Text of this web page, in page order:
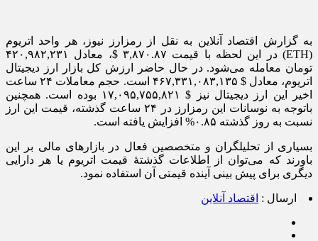
به گزارش اقتصاد آنلاین به نقل از رمزارز نیوز، هر واحد اتریوم
(ETH) در این لحظه با قیمت ۳,۸۷۰.۸۷ $، معادل ۴۲۰,۹۸۲,۲۳۱
تومان معامله می‌شود. در حال حاضر ارزش کل بازار ارز دیجیتال
اتریوم، معادل $ ۴۶۷,۳۳۱,۰۸۳,۱۳۵ است. حجم معاملات ۲۴ ساعت
اخیر این ارز دیجیتال نیز $ ۱۷,۰۹۵,۷۵۵,۸۲۱ بوده است. همچنین
باتوجه به نوسانات این رمزارز در ۲۴ ساعت گذشته، قیمت این ارز
نسبت به روز گذشته ۰.۸۵% افزایش یافته است.
بسیاری از تحلیلگران و متخصصین فعال در بازار‌های مالی بر این
باورند که می‌توان از اطلاعات گذشتۀ قیمت اتریوم یا هر دارایی
دیگری برای پیش بینی آینده قیمتی آن استفاده نمود.
ارسال : اقتصاد آنلاین